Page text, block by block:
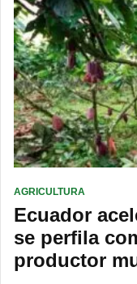
AGRICULTURA
Ecuador
se perfila
productor